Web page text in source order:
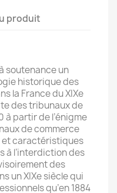
produit
soutenance un
historique des
la France du XIXe
des tribunaux de
à partir de l’énigme
de commerce
et caractéristiques
à l’interdiction des
des
un XIXe siècle qui
qu’en 1884